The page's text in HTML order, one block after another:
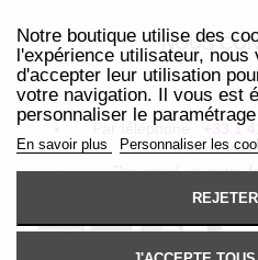
Notre boutique utilise des
l'expérience utilisateur, nous
d'accepter leur utilisation
votre navigation. Il vous est
personnaliser le
En savoir plus Personnaliser les
NOUS
Notre service
Par téléphone : +33 1
vendredi:
Par email via notre